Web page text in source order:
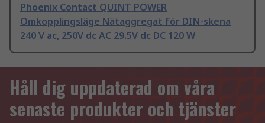
Phoenix Contact QUINT POWER
Omkopplingsläge Nätaggregat för DIN-skena
240 V ac, 250V dc AC 29.5V dc DC 120 W
Håll dig uppdaterad om våra
senaste produkter och tjänster